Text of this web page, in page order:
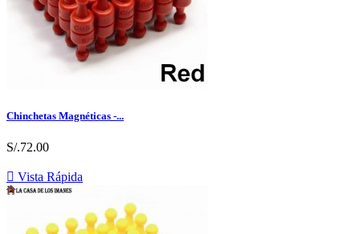
Chinchetas Magnéticas -...
S/.72.00
 Vista Rápida